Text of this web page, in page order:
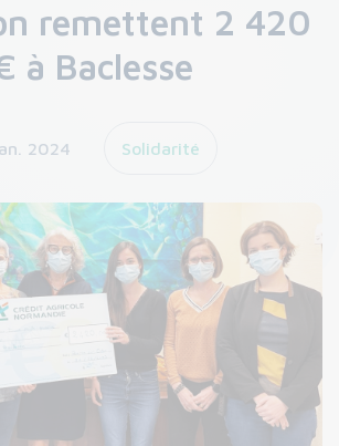
remettent 2 420
à Baclesse
2024 Solidarité